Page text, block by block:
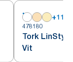
+11
478180
Tork
Vit